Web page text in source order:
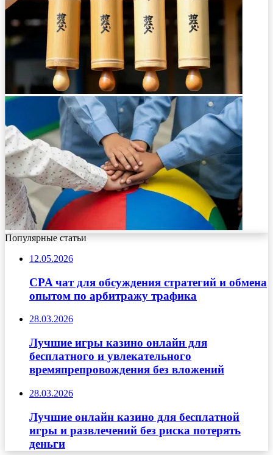
Популярные статьи
12.05.2026
CPA чат для обсуждения стратегий и обмена
опытом по арбитражу трафика
28.03.2026
Лучшие игры казино онлайн для
бесплатного и увлекательного
времяпрепровождения без вложений
28.03.2026
Лучшие онлайн казино для бесплатной
игры и развлечений без риска потерять
деньги